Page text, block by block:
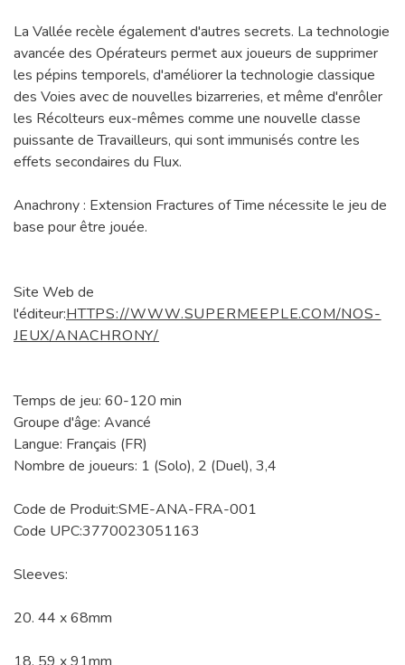
La Vallée recèle également d'autres secrets. La technologie
avancée des Opérateurs permet aux joueurs de supprimer
les pépins temporels, d'améliorer la technologie classique
des Voies avec de nouvelles bizarreries, et même d'enrôler
les Récolteurs eux-mêmes comme une nouvelle classe
puissante de Travailleurs, qui sont immunisés contre les
effets secondaires du Flux.
Anachrony : Extension Fractures of Time nécessite le jeu de
base pour être jouée.
Site Web de
l'éditeur:HTTPS://WWW.SUPERMEEPLE.COM/NOS-
JEUX/ANACHRONY/
Temps de jeu: 60-120 min
Groupe d'âge: Avancé
Langue: Français (FR)
Nombre de joueurs: 1 (Solo), 2 (Duel), 3,4
Code de Produit:SME-ANA-FRA-001
Code UPC:3770023051163
Sleeves:
20. 44 x 68mm